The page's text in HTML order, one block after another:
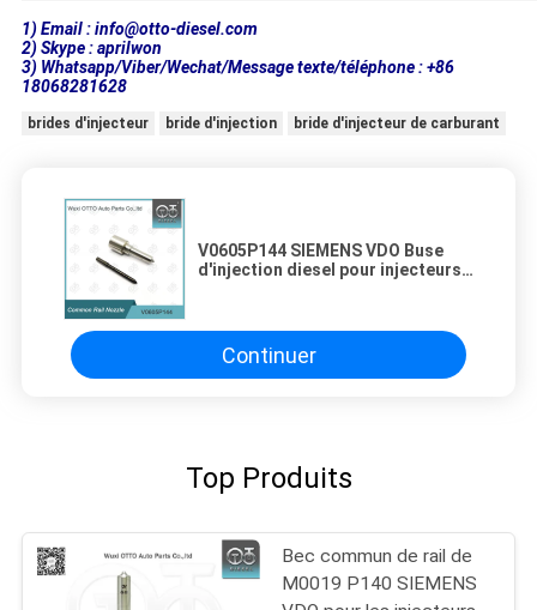
1) Email : info@otto-diesel.com
2) Skype : aprilwon
3) Whatsapp/Viber/Wechat/Message texte/téléphone : +86
18068281628
brides d'injecteur bride d'injection bride d'injecteur de carburant
V0605P144 SIEMENS VDO Buse
d'injection diesel pour injecteurs
Continuer
Top Produits
Bec commun de rail de
M0019 P140 SIEMENS